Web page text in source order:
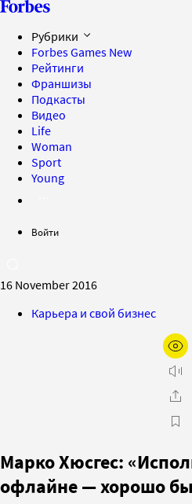
Рубрики
Forbes Games New
Рейтинги
Франшизы
Подкасты
Видео
Life
Woman
Sport
Young
Войти
16 November 2016
Карьера и свой бизнес
Марко Хюсгес:
офлайне — хорошо